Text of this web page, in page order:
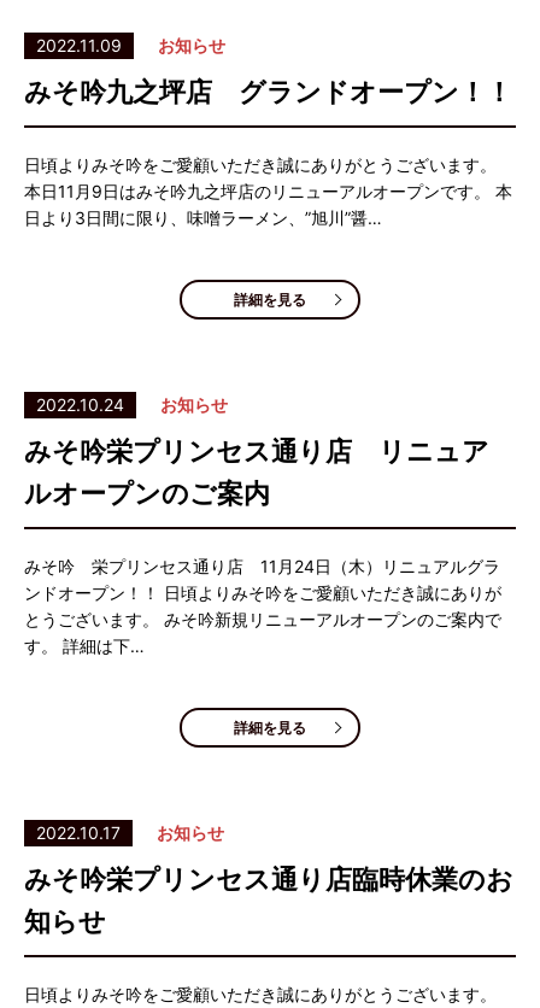
2022.11.09 お知らせ
みそ吟九之坪店 グランドオープン！！
日頃よりみそ吟をご愛顧いただき誠にありがとうございます。
本日11月9日はみそ吟九之坪店のリニューアルオープンです。 本
日より3日間に限り、味噌ラーメン、”旭川”醤…
詳細を見る
2022.10.24 お知らせ
みそ吟栄プリンセス通り店 リニュア
ルオープンのご案内
みそ吟 栄プリンセス通り店 11月24日（木）リニュアルグラ
ンドオープン！！ 日頃よりみそ吟をご愛顧いただき誠にありが
とうございます。 みそ吟新規リニューアルオープンのご案内で
す。 詳細は下…
詳細を見る
2022.10.17 お知らせ
みそ吟栄プリンセス通り店臨時休業のお
知らせ
日頃よりみそ吟をご愛顧いただき誠にありがとうございます。